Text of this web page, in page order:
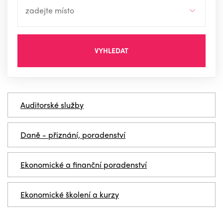
VYHLEDAT
Auditorské služby
Daně - přiznání, poradenství
Ekonomické a finanční poradenství
Ekonomické školení a kurzy